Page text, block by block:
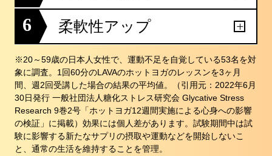
6 柔軟性アップ
※20～59歳の日本人女性で、運動不足を自覚している53名を対
象に調査。1回60分のLAVAのホットヨガのレッスンを3ヶ月
間、週2回受講した場合の結果の平均値。（引用元：2022年6月
30日発行 一般社団法人糖化ストレス研究会 Glycative Stress
Research 9巻2号「ホットヨガ12週間実施による心身への影響
の検証」に掲載）効果には個人差があります。試験期間中は試
験に影響する新たなサプリの摂取や運動などを開始しないこ
と、通常の生活を維持することを管理。